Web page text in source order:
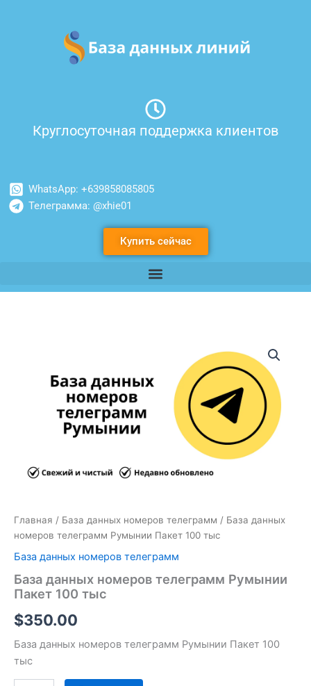
содержимому
Круглосуточная поддержка клиентов
WhatsApp: +639858085805
Телеграмма: @xhie01
Купить сейчас
Главная / База данных номеров телеграмм / База данных
номеров телеграмм Румынии Пакет 100 тыс
База данных номеров телеграмм
База данных номеров телеграмм Румынии
Пакет 100 тыс
$350.00
База данных номеров телеграмм Румынии Пакет 100
тыс
телеграмм